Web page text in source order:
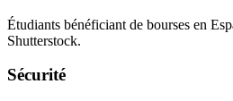
Étudiants bénéficiant de bourses en
Shutterstock.
Sécurité